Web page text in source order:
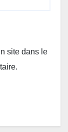
site dans le